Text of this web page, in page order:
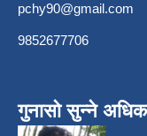
pchy90@gmail.com
9852677706
गुनासो सुन्ने